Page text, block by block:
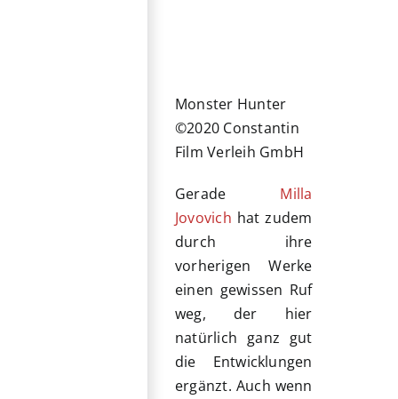
Monster Hunter
©2020 Constantin
Film Verleih GmbH
Gerade Milla
Jovovich hat zudem
durch ihre
vorherigen Werke
einen gewissen Ruf
weg, der hier
natürlich ganz gut
die Entwicklungen
ergänzt. Auch wenn